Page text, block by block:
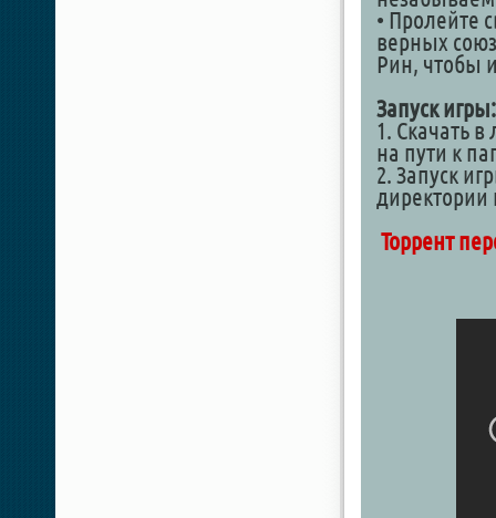
• Пролейте
верных
Рин, чтобы
Запуск игры:
1. Скачать
на пути к
2. Запуск
директории
Торрент